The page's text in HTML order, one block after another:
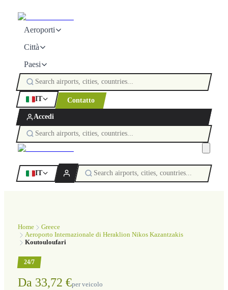
Aeroporti
Città
Paesi
IT Contatto
Accedi
IT
Home
Greece
Aeroporto Internazionale di Heraklion Nikos Kazantzakis
Koutouloufari
24/7
Da 33,72 €per veicolo